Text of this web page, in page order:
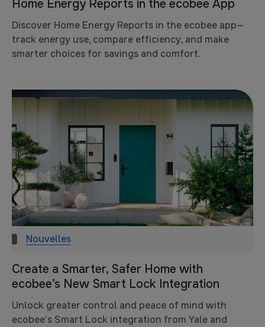
Home Energy Reports in the ecobee App
Discover Home Energy Reports in the ecobee app—
track energy use, compare efficiency, and make
smarter choices for savings and comfort.
Nouvelles
Create a Smarter, Safer Home with
ecobee’s New Smart Lock Integration
Unlock greater control and peace of mind with
ecobee’s Smart Lock integration from Yale and